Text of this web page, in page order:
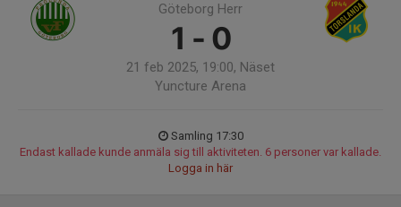
Göteborg Herr
1 - 0
21 feb 2025, 19:00, Näset
Yuncture Arena
Samling 17:30
Endast kallade kunde anmäla sig till aktiviteten. 6 personer var kallade.
Logga in här